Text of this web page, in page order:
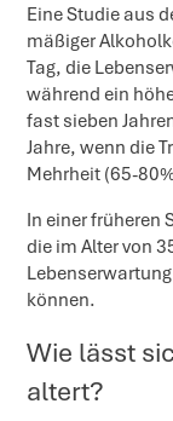
Eine Studie aus
mäßiger
Tag, die
während ein
fast sieben
Jahre, wenn die
Mehrheit (65-
In einer früheren
die im Alter von
können.
Wie lässt
altert?